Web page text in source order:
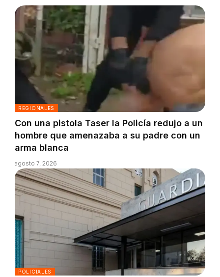
REGIONALES
Con una pistola Taser la Policía redujo a un
hombre que amenazaba a su padre con un
arma blanca
agosto 7, 2026
POLICIALES